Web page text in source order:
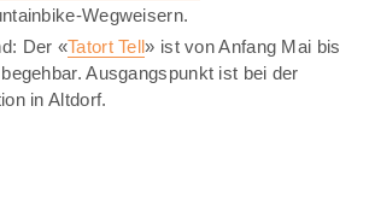
Wegweisern.
Der «Tatort Tell» ist von Anfang Mai bis
Ausgangspunkt ist bei der
in Altdorf.